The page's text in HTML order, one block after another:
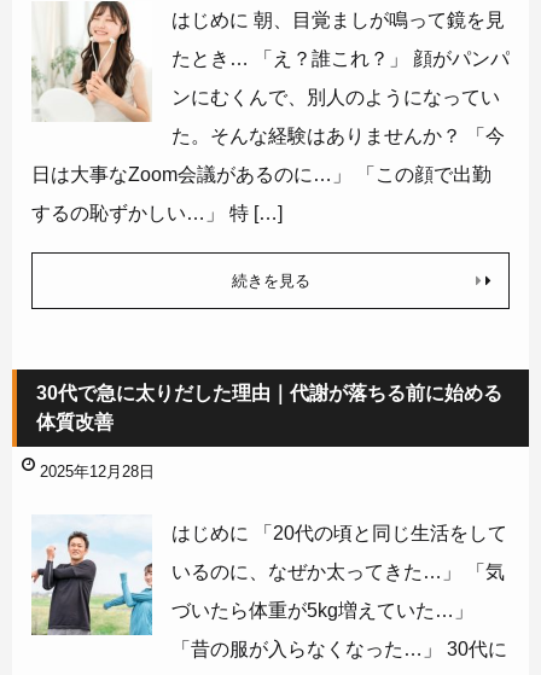
はじめに 朝、目覚ましが鳴って鏡を見
たとき… 「え？誰これ？」 顔がパンパ
ンにむくんで、別人のようになってい
た。そんな経験はありませんか？ 「今
日は大事なZoom会議があるのに…」 「この顔で出勤
するの恥ずかしい…」 特 […]
続きを見る
30代で急に太りだした理由｜代謝が落ちる前に始める
体質改善
2025年12月28日
はじめに 「20代の頃と同じ生活をして
いるのに、なぜか太ってきた…」 「気
づいたら体重が5kg増えていた…」
「昔の服が入らなくなった…」 30代に